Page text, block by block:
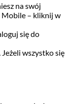
na swój
Mobile – kliknij w
się do
Jeżeli wszystko się